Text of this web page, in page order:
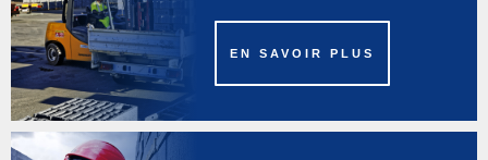
EN SAVOIR PLUS